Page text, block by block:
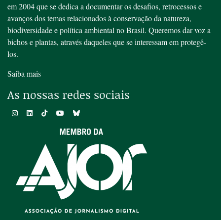
em 2004 que se dedica a documentar os desafios, retrocessos e
avanços dos temas relacionados à conservação da natureza,
biodiversidade e política ambiental no Brasil. Queremos dar voz a
bichos e plantas, através daqueles que se interessam em protegê-
los.
Saiba mais
As nossas redes sociais